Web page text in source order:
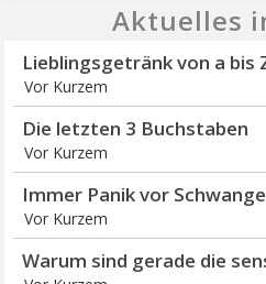
Aktuelles
Lieblingsgetränk von a bis
Vor Kurzem
Die letzten 3 Buchstaben
Vor Kurzem
Immer Panik vor
Vor Kurzem
Warum sind gerade die